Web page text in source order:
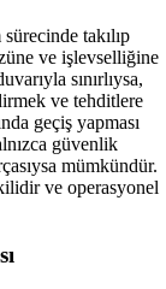
takılıp
ve işlevselliğine
sınırlıysa,
ve tehditlere
geçiş yapması
güvenlik
mümkündür.
ve operasyonel